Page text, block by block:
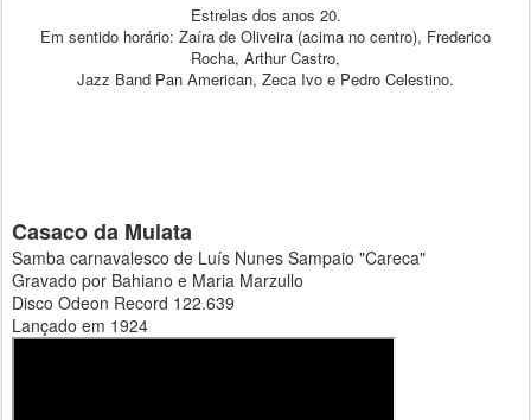
Estrelas dos anos 20.
Em sentido horário: Zaíra de Oliveira (acima no centro), Frederico
Rocha, Arthur Castro,
Jazz Band Pan American, Zeca Ivo e Pedro Celestino.
Casaco da Mulata
Samba carnavalesco de Luís Nunes Sampaio "Careca"
Gravado por Bahiano e Maria Marzullo
Disco Odeon Record 122.639
Lançado em 1924